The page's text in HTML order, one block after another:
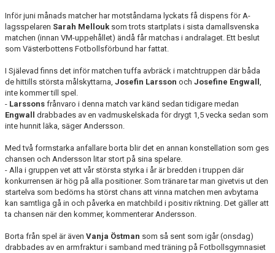
Inför juni månads matcher har motståndarna lyckats få dispens för A-
lagsspelaren Sarah Mellouk som trots startplats i sista damallsvenska
matchen (innan VM-uppehållet) ändå får matchas i andralaget. Ett beslut
som Västerbottens Fotbollsförbund har fattat.
I Själevad finns det inför matchen tuffa avbräck i matchtruppen där båda
de hittills största målskyttarna, Josefin Larsson och Josefine Engwall ,
inte kommer till spel.
- Larssons frånvaro i denna match var känd sedan tidigare medan
Engwall
drabbades av en vadmuskelskada för drygt 1,5 vecka sedan som
inte hunnit läka, säger Andersson.
Med två formstarka anfallare borta blir det en annan konstellation som ges
chansen och Andersson litar stort på sina spelare.
- Alla i gruppen vet att vår största styrka i år är bredden i truppen där
konkurrensen är hög på alla positioner. Som tränare tar man givetvis ut den
startelva som bedöms ha störst chans att vinna matchen men avbytarna
kan samtliga gå in och påverka en matchbild i positiv riktning. Det gäller att
ta chansen när den kommer, kommenterar Andersson.
Borta från spel är även Vanja Östman som så sent som igår (onsdag)
drabbades av en armfraktur i samband med träning på Fotbollsgymnasiet